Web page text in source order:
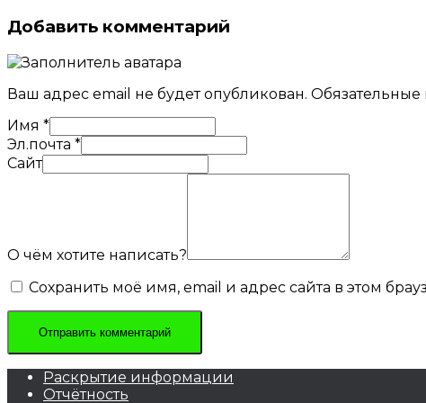
Добавить комментарий
Ваш адрес email не будет опубликован.
Имя *
Эл.почта *
Сайт
О чём хотите написать?
Сохранить моё имя, email и адрес сайта в этом
Раскрытие информации
Отчётность